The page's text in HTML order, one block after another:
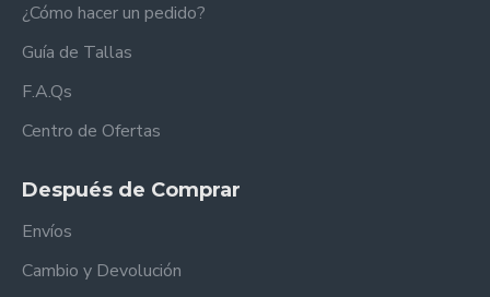
¿Cómo hacer un pedido?
Guía de Tallas
F.A.Qs
Centro de Ofertas
Después de Comprar
Envíos
Cambio y Devolución